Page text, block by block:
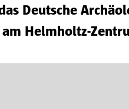
Deutsche
Helmholtz-